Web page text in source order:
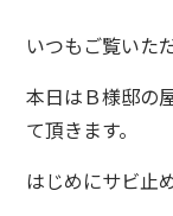
いつもご覧いた
本日はＢ様邸の
て頂きます。
はじめにサビ止